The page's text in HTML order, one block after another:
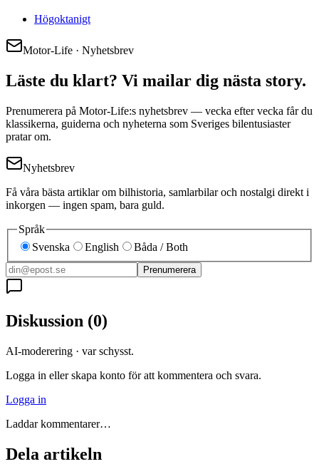
Högoktanigt
Motor-Life · Nyhetsbrev
Läste du klart? Vi mailar dig nästa story.
Prenumerera på Motor-Life:s nyhetsbrev — vecka efter vecka får du
klassikerna, guiderna och nyheterna som Sveriges bilentusiaster
pratar om.
Nyhetsbrev
Få våra bästa artiklar om bilhistoria, samlarbilar och nostalgi direkt i
inkorgen — ingen spam, bara guld.
Språk
Svenska
English Båda / Both
Prenumerera
Diskussion (0)
AI-moderering · var schysst.
Logga in eller skapa konto för att kommentera och svara.
Logga in
Laddar kommentarer…
Dela artikeln